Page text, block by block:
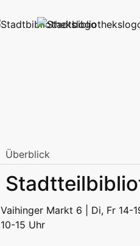
Überblick
Stadtbibliothek am
Erwachsene Jugend | Freizeit
Erwachsene Jugend |
Podcast
Vaihinger Markt 6 | Di, Fr 14-
10-15 Uhr